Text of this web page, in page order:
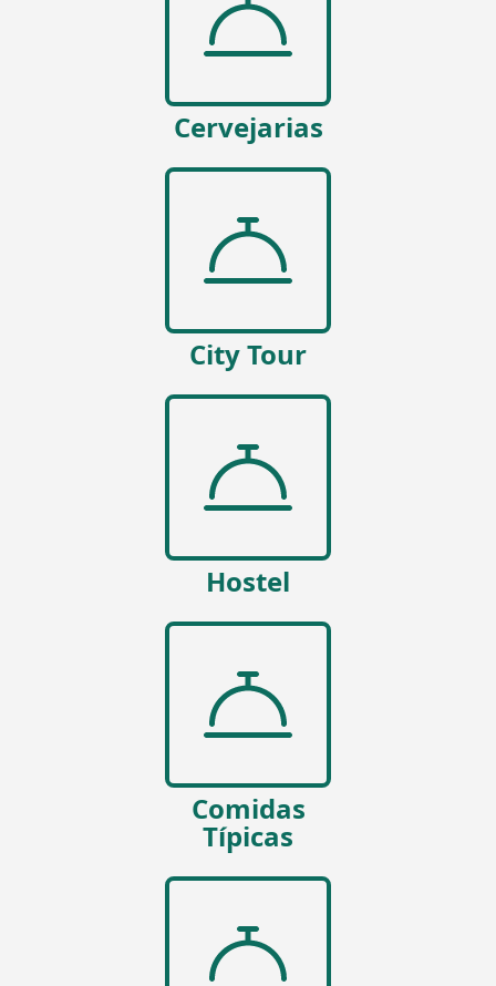
Cervejarias
City Tour
Hostel
Comidas
Típicas